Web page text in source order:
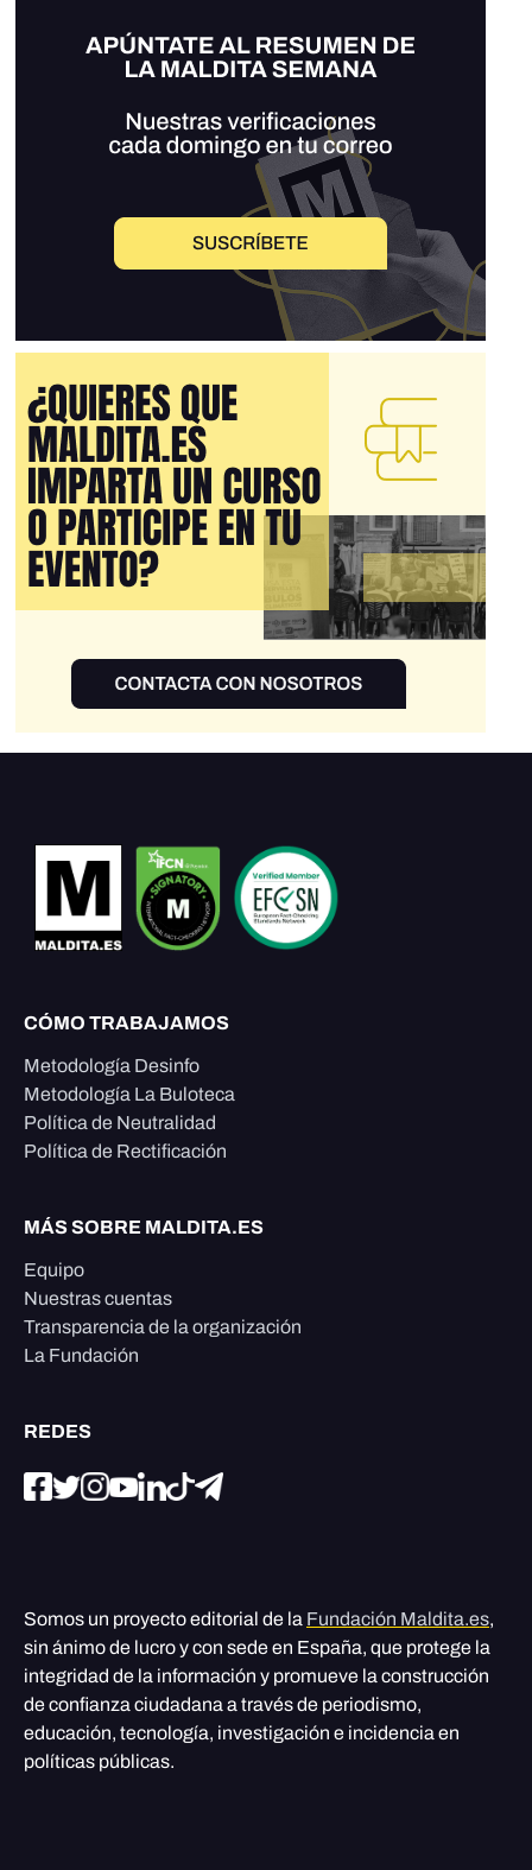
CÓMO TRABAJAMOS
Metodología Desinfo
Metodología La Buloteca
Política de Neutralidad
Política de Rectificación
MÁS SOBRE MALDITA.ES
Equipo
Nuestras cuentas
Transparencia de la organización
La Fundación
REDES
Somos un proyecto editorial de la Fundación Maldita.es,
sin ánimo de lucro y con sede en España, que protege la
integridad de la información y promueve la construcción
de confianza ciudadana a través de periodismo,
educación, tecnología, investigación e incidencia en
políticas públicas.